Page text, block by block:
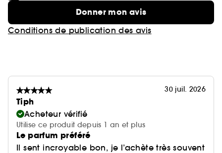
Donner mon avis
Conditions de publication des avis
30 juil. 2026
Tiph
Acheteur vérifié
Utilise ce produit depuis 1 an et plus
Le parfum préféré
Il sent incroyable bon, je l’achète très souvent